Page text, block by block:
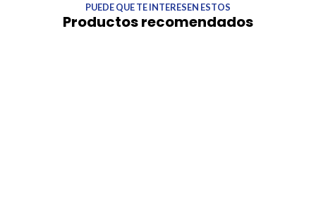
PUEDE QUE TE INTERESEN ESTOS
Productos recomendados